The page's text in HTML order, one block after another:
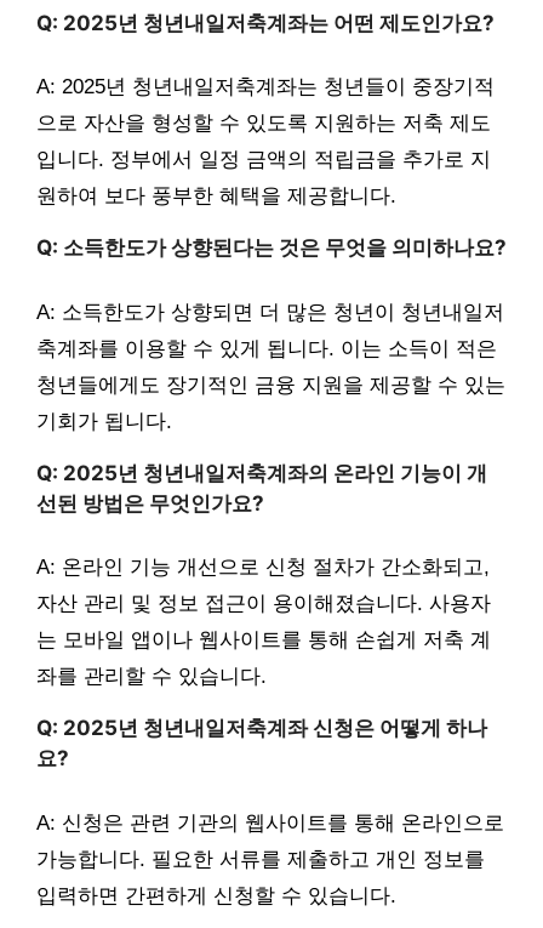
Q: 2025년 청년내일저축계좌는 어떤 제도인가요?
A: 2025년 청년내일저축계좌는 청년들이 중장기적
으로 자산을 형성할 수 있도록 지원하는 저축 제도
입니다. 정부에서 일정 금액의 적립금을 추가로 지
원하여 보다 풍부한 혜택을 제공합니다.
Q: 소득한도가 상향된다는 것은 무엇을 의미하나요?
A: 소득한도가 상향되면 더 많은 청년이 청년내일저
축계좌를 이용할 수 있게 됩니다. 이는 소득이 적은
청년들에게도 장기적인 금융 지원을 제공할 수 있는
기회가 됩니다.
Q: 2025년 청년내일저축계좌의 온라인 기능이 개
선된 방법은 무엇인가요?
A: 온라인 기능 개선으로 신청 절차가 간소화되고,
자산 관리 및 정보 접근이 용이해졌습니다. 사용자
는 모바일 앱이나 웹사이트를 통해 손쉽게 저축 계
좌를 관리할 수 있습니다.
Q: 2025년 청년내일저축계좌 신청은 어떻게 하나
요?
A: 신청은 관련 기관의 웹사이트를 통해 온라인으로
가능합니다. 필요한 서류를 제출하고 개인 정보를
입력하면 간편하게 신청할 수 있습니다.